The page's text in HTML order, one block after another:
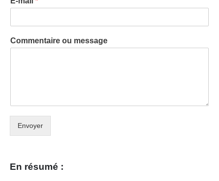
Commentaire ou message
Envoyer
En résumé :